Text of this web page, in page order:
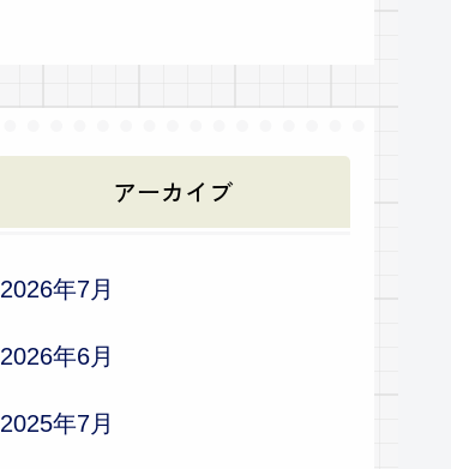
アーカイブ
2026年7月
2026年6月
2025年7月